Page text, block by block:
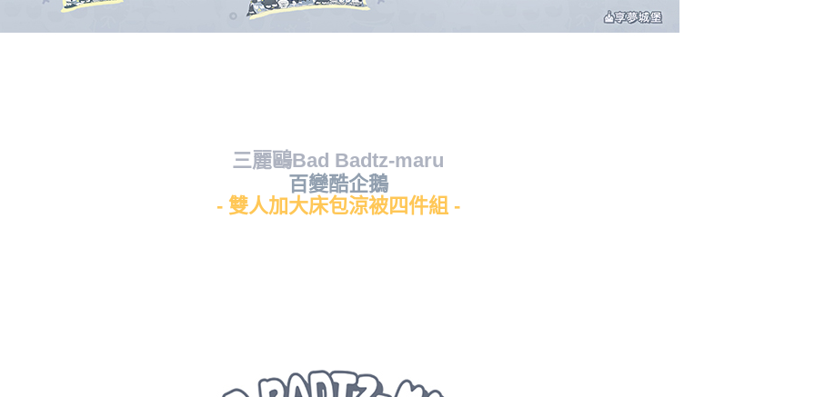
三麗鷗Bad Badtz-maru
百變酷企鵝
- 雙人加大床包涼被四件組 -